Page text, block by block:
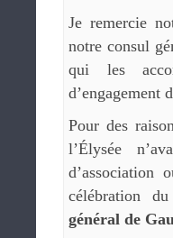
Je remercie
notre consul
qui les
d’engagement
Pour des
l’Élysée
d’association
célébration
général de